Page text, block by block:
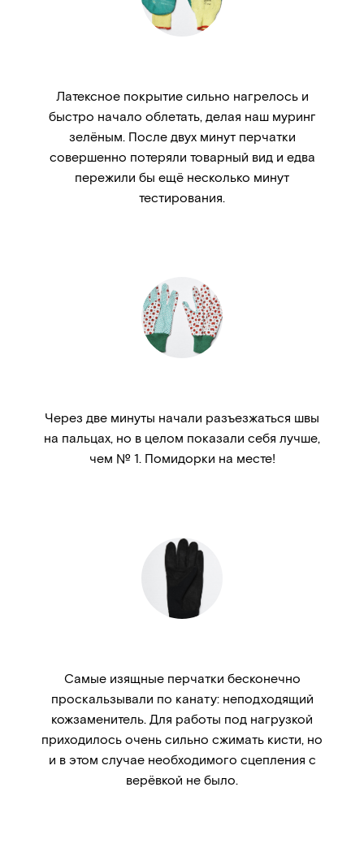
Латексное покрытие сильно нагрелось и
быстро начало облетать, делая наш муринг
зелёным. После двух минут перчатки
совершенно потеряли товарный вид и едва
пережили бы ещё несколько минут
тестирования.
Через две минуты начали разъезжаться швы
на пальцах, но в целом показали себя лучше,
чем № 1. Помидорки на месте!
Самые изящные перчатки бесконечно
проскальзывали по канату: неподходящий
кожзаменитель. Для работы под нагрузкой
приходилось очень сильно сжимать кисти, но
и в этом случае необходимого сцепления с
верёвкой не было.